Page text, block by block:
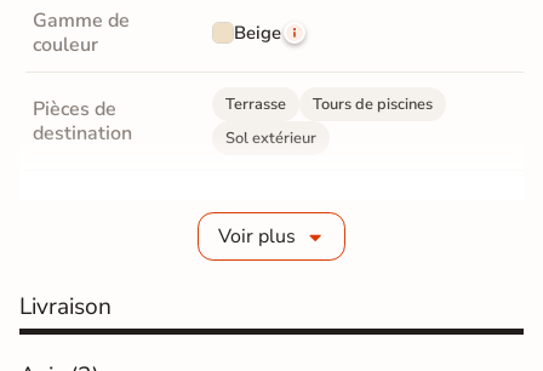
Gamme de
couleur
Beige
Pièces de
destination
Terrasse
Tours de piscines
Sol extérieur
Grès cérame pleine masse
Grès cérame épaisseur 2 cm
Epaisseur
Voir plus
Livraison